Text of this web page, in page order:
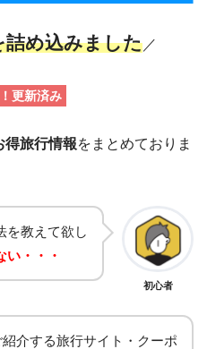
め込みました／
更新済み
得旅行情報をまとめておりま
を教えて欲し
い・・・
初心者
介する旅行サイト・クーポ